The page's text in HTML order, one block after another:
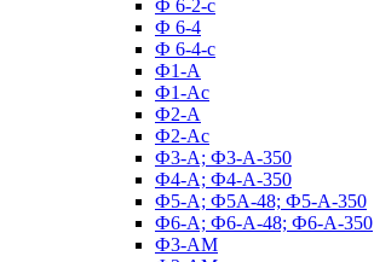
Ф 6-2-с
Ф 6-4
Ф 6-4-с
Ф1-А
Ф1-Ас
Ф2-А
Ф2-Ас
Ф3-А; Ф3-А-350
Ф4-А; Ф4-А-350
Ф5-А; Ф5А-48; Ф5-А-350
Ф6-А; Ф6-А-48; Ф6-А-350
Ф3-АМ